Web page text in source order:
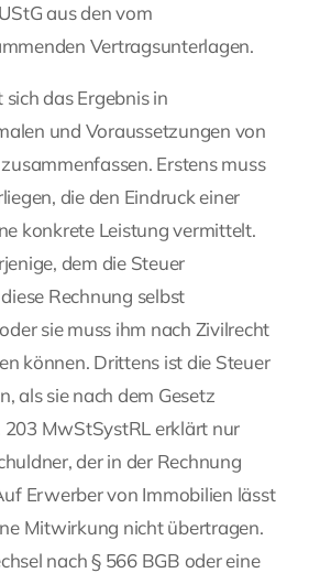
aus den vom
Vertragsunterlagen.
das Ergebnis in
und Voraussetzungen von
Erstens muss
die den Eindruck einer
konkrete Leistung vermittelt.
dem die Steuer
Rechnung selbst
sie muss ihm nach Zivilrecht
können. Drittens ist die Steuer
als sie nach dem Gesetz
203 MwStSystRL erklärt nur
der in der Rechnung
Erwerber von Immobilien lässt
Mitwirkung nicht übertragen.
nach § 566 BGB oder eine